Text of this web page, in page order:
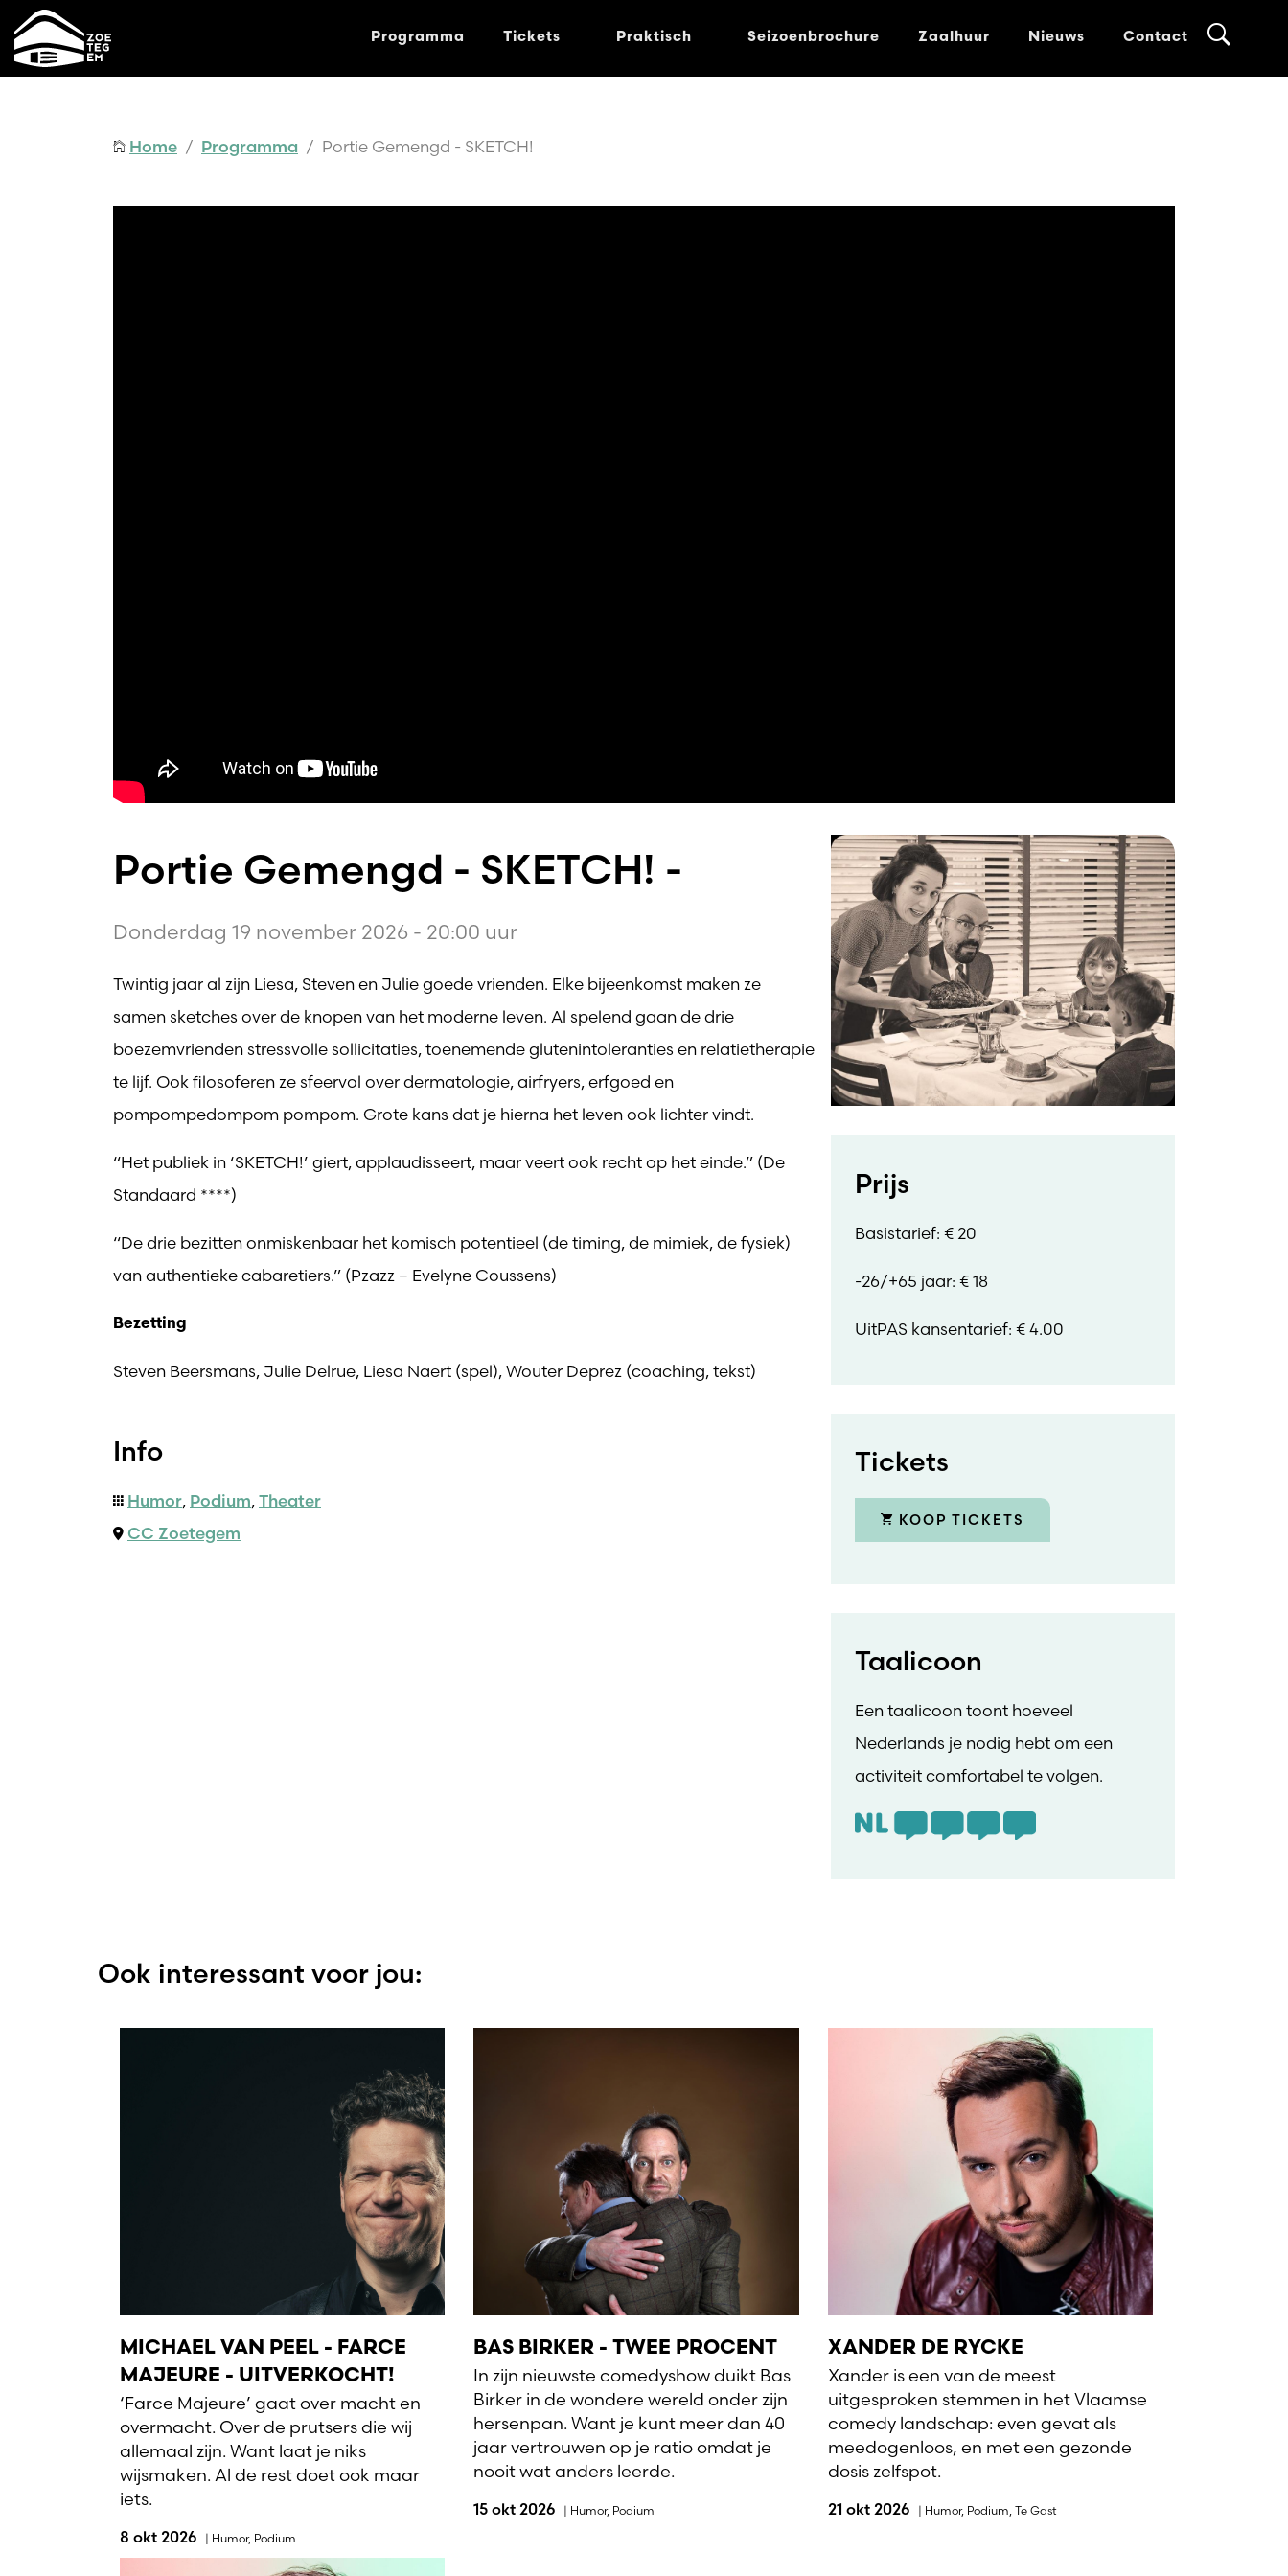
Programma Tickets Praktisch Seizoenbrochure Zaalhuur Nieuws Contact
Home / Programma / Portie Gemengd - SKETCH!
Portie Gemengd - SKETCH! -
Donderdag 19 november 2026 - 20:00 uur
Twintig jaar al zijn Liesa, Steven en Julie goede vrienden. Elke bijeenkomst maken ze
samen sketches over de knopen van het moderne leven. Al spelend gaan de drie
boezemvrienden stressvolle sollicitaties, toenemende glutenintoleranties en relatietherapie
te lijf. Ook filosoferen ze sfeervol over dermatologie, airfryers, erfgoed en
pompompedompom pompom. Grote kans dat je hierna het leven ook lichter vindt.
“Het publiek in ‘SKETCH!’ giert, applaudisseert, maar veert ook recht op het einde.” (De
Standaard ****)
“De drie bezitten onmiskenbaar het komisch potentieel (de timing, de mimiek, de fysiek)
van authentieke cabaretiers.” (Pzazz – Evelyne Coussens)
Bezetting
Steven Beersmans, Julie Delrue, Liesa Naert (spel), Wouter Deprez (coaching, tekst)
Info
Humor, Podium,Theater
CC Zoetegem
Prijs
Basistarief: € 20
-26/+65 jaar: € 18
UitPAS kansentarief: € 4.00
Tickets
KOOP TICKETS
Taalicoon
Een taalicoon toont hoeveel
Nederlands je nodig hebt om een
activiteit comfortabel te volgen.
Ook interessant voor jou:
MICHAEL VAN PEEL - FARCE
MAJEURE - UITVERKOCHT!
‘Farce Majeure’ gaat over macht en
overmacht. Over de prutsers die wij
allemaal zijn. Want laat je niks
wijsmaken. Al de rest doet ook maar
iets.
8 okt 2026 | Humor, Podium
BAS BIRKER - TWEE PROCENT
In zijn nieuwste comedyshow duikt Bas
Birker in de wondere wereld onder zijn
hersenpan. Want je kunt meer dan 40
jaar vertrouwen op je ratio omdat je
nooit wat anders leerde.
15 okt 2026 | Humor, Podium
XANDER DE RYCKE
Xander is een van de meest
uitgesproken stemmen in het Vlaamse
comedy landschap: even gevat als
meedogenloos, en met een gezonde
dosis zelfspot.
21 okt 2026 | Humor, Podium, Te Gast